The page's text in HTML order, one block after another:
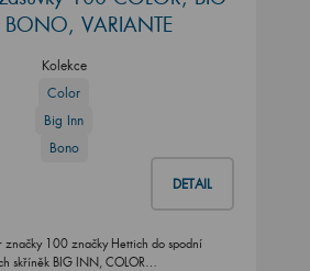
VARIANTE
Kolekce
Color
Big Inn
Bono
DETAIL
značky 100 značky Hettich do spodní
skříněk BIG INN, COLOR…